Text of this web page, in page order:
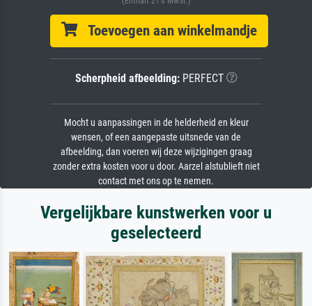
Toevoegen aan winkelmandje
Scherpheid afbeelding:PERFECT
Mocht u aanpassingen in de helderheid en kleur
wensen, of een aangepaste uitsnede van de
afbeelding, dan voeren wij deze wijzigingen graag
zonder extra kosten voor u door. Aarzel alstublieft niet
contact met ons op te nemen.
Vergelijkbare kunstwerken voor u
geselecteerd